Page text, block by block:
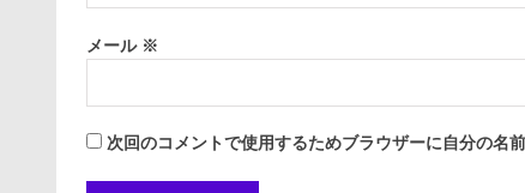
メール ※
次回のコメントで使用するためブラウザーに自分の名